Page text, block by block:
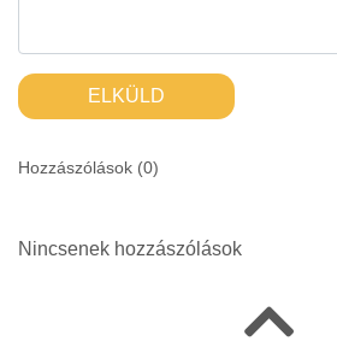
ELKÜLD
Hozzászólások (0)
Nincsenek hozzászólások